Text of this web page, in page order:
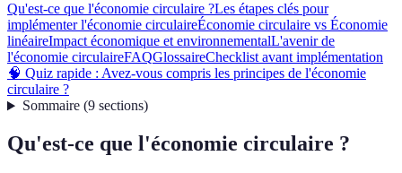
Qu'est-ce que l'économie circulaire ?Les étapes clés pour
implémenter l'économie circulaireÉconomie circulaire vs Économie
linéaireImpact économique et environnementalL'avenir de
l'économie circulaireFAQGlossaireChecklist avant implémentation
🧠 Quiz rapide : Avez-vous compris les principes de l'économie
circulaire ?
Sommaire(9 sections)
Qu'est-ce que l'économie circulaire ?